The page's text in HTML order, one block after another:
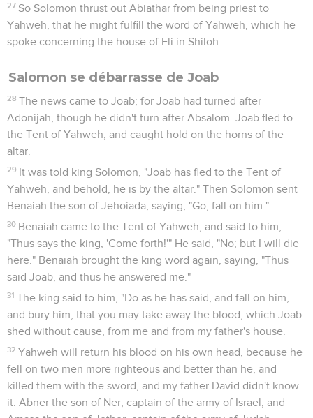
27 So Solomon thrust out Abiathar from being priest to
Yahweh, that he might fulfill the word of Yahweh, which he
spoke concerning the house of Eli in Shiloh.
Salomon se débarrasse de Joab
28 The news came to Joab; for Joab had turned after
Adonijah, though he didn't turn after Absalom. Joab fled to
the Tent of Yahweh, and caught hold on the horns of the
altar.
29 It was told king Solomon, "Joab has fled to the Tent of
Yahweh, and behold, he is by the altar." Then Solomon sent
Benaiah the son of Jehoiada, saying, "Go, fall on him."
30 Benaiah came to the Tent of Yahweh, and said to him,
"Thus says the king, 'Come forth!'" He said, "No; but I will die
here." Benaiah brought the king word again, saying, "Thus
said Joab, and thus he answered me."
31 The king said to him, "Do as he has said, and fall on him,
and bury him; that you may take away the blood, which Joab
shed without cause, from me and from my father's house.
32 Yahweh will return his blood on his own head, because he
fell on two men more righteous and better than he, and
killed them with the sword, and my father David didn't know
it: Abner the son of Ner, captain of the army of Israel, and